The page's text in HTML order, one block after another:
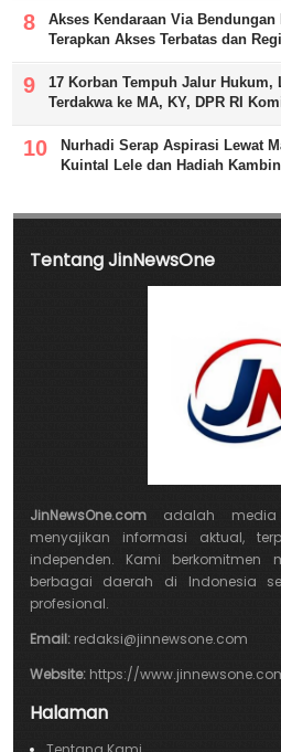
Akses Kendaraan Via Bendungan
Terapkan Akses Terbatas dan
17 Korban Tempuh Jalur Hukum,
Terdakwa ke MA, KY, DPR RI
Nurhadi Serap Aspirasi Lewat
Kuintal Lele dan Hadiah
Tentang JinNewsOne
JinNewsOne.comadalah media
menyajikan informasi aktual,
independen. Kami berkomitmen
berbagai daerah di Indonesia
profesional.
Email:redaksi@jinnewsone.com
Website:https://
Halaman